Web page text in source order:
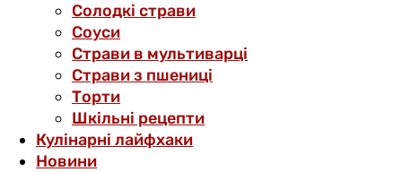
Солодкі страви
Соуси
Страви в мультиварці
Страви з пшениці
Торти
Шкільні рецепти
Кулінарні лайфхаки
Новини